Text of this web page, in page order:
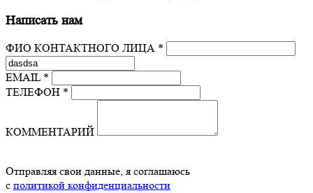
Написать нам
ФИО КОНТАКТНОГО ЛИЦА *
EMAIL *
ТЕЛЕФОН *
КОММЕНТАРИЙ
Отправляя свои данные, я соглашаюсь
с политикой конфиденциальности